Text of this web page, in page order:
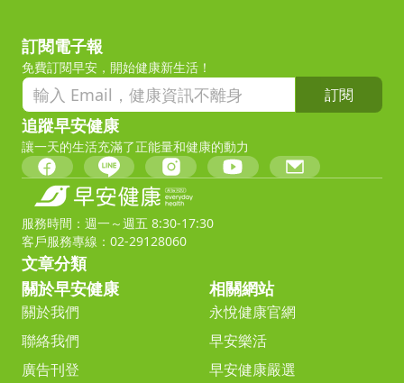
訂閱電子報
免費訂閱早安，開始健康新生活！
訂閱
追蹤早安健康
讓一天的生活充滿了正能量和健康的動力
服務時間：週一～週五 8:30-17:30
客戶服務專線：02-29128060
文章分類
關於早安健康
關於我們
聯絡我們
廣告刊登
相關網站
永悅健康官網
早安樂活
早安健康嚴選